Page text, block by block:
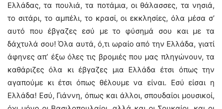
Ελλάδας, τα πουλιά, τα ποτάμια, οι θάλασσες, τα νησιά,
το σιτάρι, το αμπέλι, το κρασί, οι εκκλησίες, όλα μέσα σ’
αυτό που έβγαζες εσύ με το φύσημά σου και με τα
δάχτυλά σου! Όλα αυτά, ό,τι ωραίο από την Ελλάδα, γιατί
άφηνες απ’ έξω όλες τις βρομιές που μας πληγώνουν, τα
καθάριζες όλα κι έβγαζες μια Ελλάδα έτσι όπως την
αγαπούμε κι έτσι όπως θέλουμε να είναι. Εσύ είσαι η
Ελλάδα! Εσύ, Γιάννη, όπως και άλλοι, σπουδαίοι μουσικοί,